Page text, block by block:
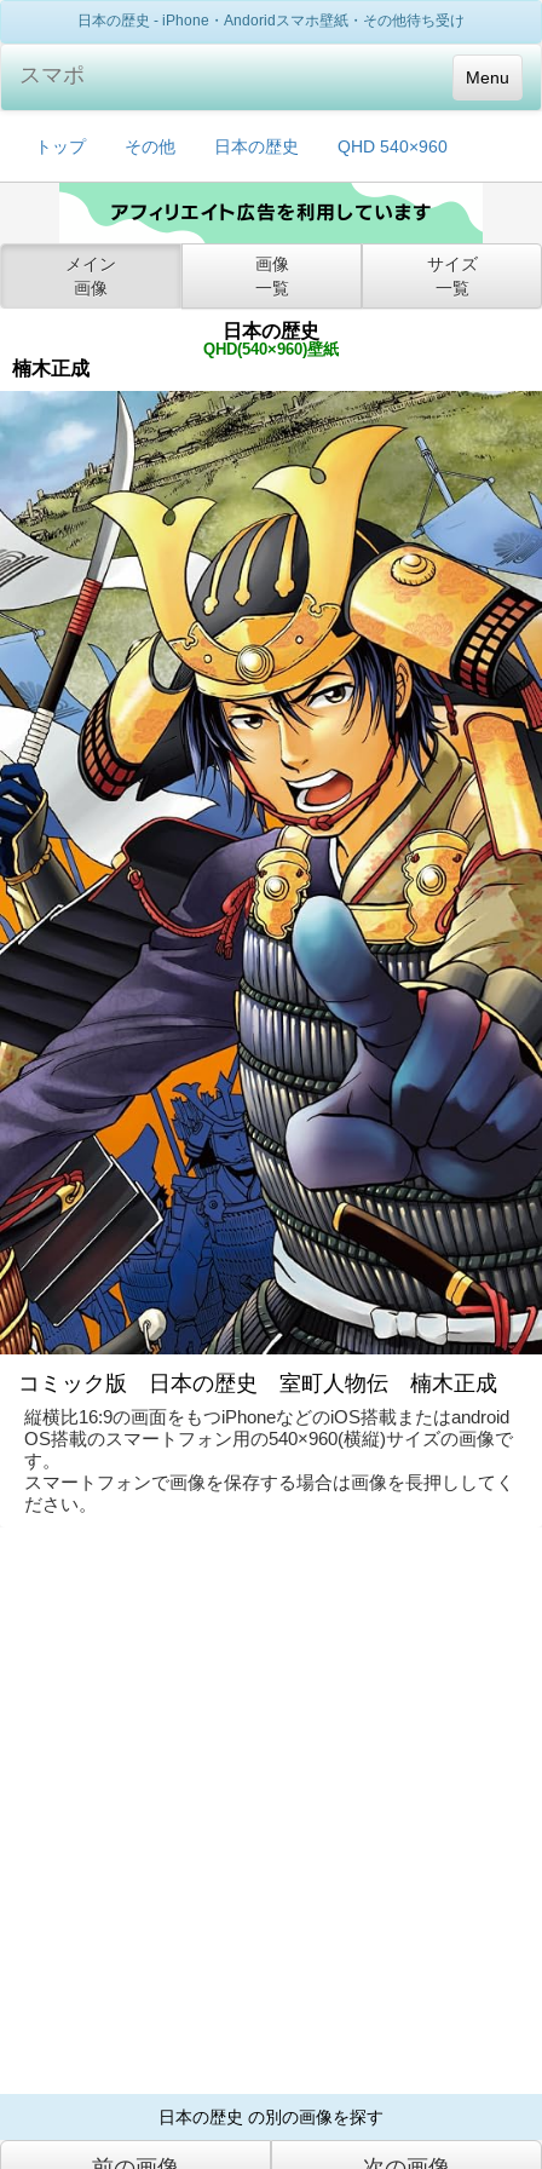
日本の歴史 - iPhone・Andoridスマホ壁紙・その他待ち受け
Menu
スマポ
トップ その他 日本の歴史 QHD 540×960
メイン
画像
画像
一覧
サイズ
一覧
日本の歴史
QHD(540×960)壁紙
楠木正成
コミック版 日本の歴史 室町人物伝 楠木正成
縦横比16:9の画面をもつiPhoneなどのiOS搭載またはandroid
OS搭載のスマートフォン用の540×960(横縦)サイズの画像で
す。
スマートフォンで画像を保存する場合は画像を長押ししてく
ださい。
日本の歴史 の別の画像を探す